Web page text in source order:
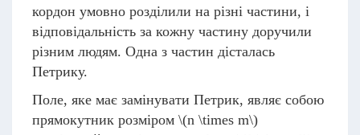
кордон умовно розділили на різні частини, і
відповідальність за кожну частину доручили
різним людям. Одна з частин дісталась
Петрику.
Поле, яке має замінувати Петрик, являє собою
прямокутник розміром \(n \times m\)